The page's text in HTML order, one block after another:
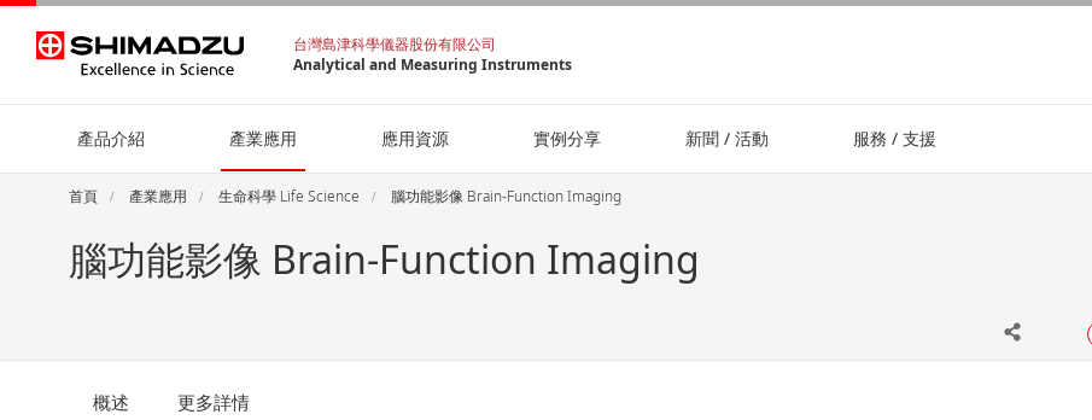
台灣島津科學儀器股份有限公司
Analytical and Measuring Instruments
產品介紹 產業應用 應用資源 實例分享 新聞 / 活動 服務 / 支援
首頁 產業應用 生命科學 Life Science 腦功能影像 Brain-Function Imaging
腦功能影像 Brain-Function Imaging
概述 更多詳情